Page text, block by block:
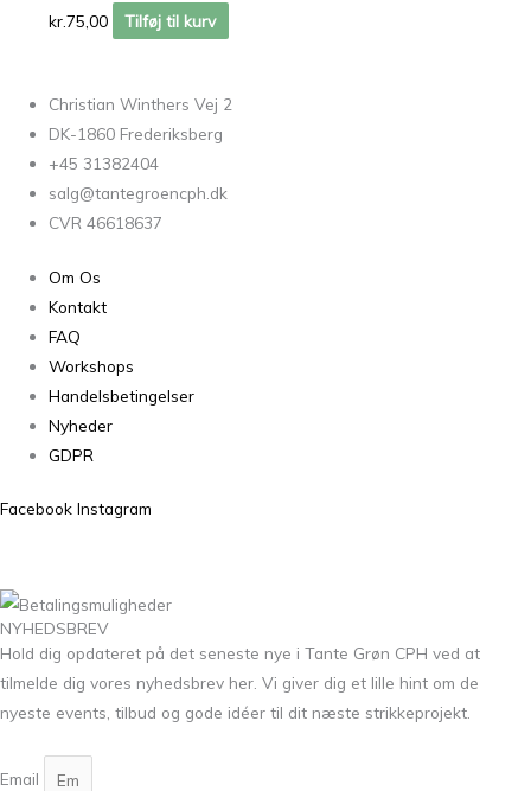
kr.75,00 Tilføj til kurv
Christian Winthers Vej 2
DK-1860 Frederiksberg
+45 31382404
salg@tantegroencph.dk
CVR 46618637
Om Os
Kontakt
FAQ
Workshops
Handelsbetingelser
Nyheder
GDPR
Facebook Instagram
NYHEDSBREV
Hold dig opdateret på det seneste nye i Tante Grøn CPH ved at
tilmelde dig vores nyhedsbrev her. Vi giver dig et lille hint om de
nyeste events, tilbud og gode idéer til dit næste strikkeprojekt.
Email